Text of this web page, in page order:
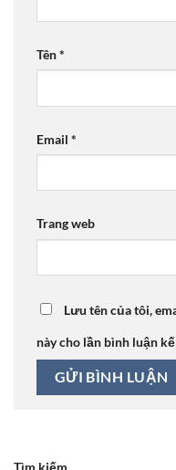
Tên*
Email *
Trang web
Lưu tên của tôi,
này cho lần bình luận
Tìm kiếm